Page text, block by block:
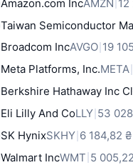
Amazon.com IncAMZN
Taiwan Semiconductor
Broadcom IncAVGO 19
Meta Platforms, Inc.META
Berkshire Hathaway Inc
Eli Lilly And CoLLY 53
SK HynixSKHY 6 184,82 ₴
Walmart IncWMT 5